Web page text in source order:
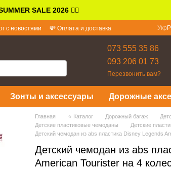
SALE 2026👈🏻
с новостями
💸 Оплата и доставка
Укр
073 555 35 86
093 206 01 73
Перезвонить вам?
Зонты и аксессуары Дорожные
Главная ⭐ Каталог Дорожный багаж
Детские пластиковые чемоданы
Детские
Детский чемодан из abs пластика Disney Legends
Детский чемодан из abs
American Tourister на 4